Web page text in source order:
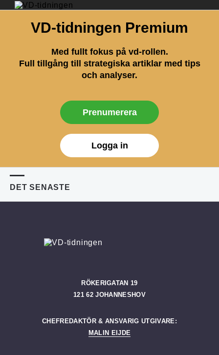
VD-tidningen Premium
Med fullt fokus på vd-rollen.
Full tillgång till strategiska artiklar med tips
och analyser.
Prenumerera
Logga in
DET SENASTE
RÖKERIGATAN 19
121 62 JOHANNESHOV
CHEFREDAKTÖR & ANSVARIG UTGIVARE:
MALIN EIJDE